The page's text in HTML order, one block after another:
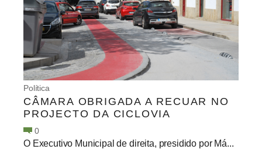
Política
CÂMARA OBRIGADA A RECUAR NO
PROJECTO DA CICLOVIA
0
O Executivo Municipal de direita, presidido por Má...